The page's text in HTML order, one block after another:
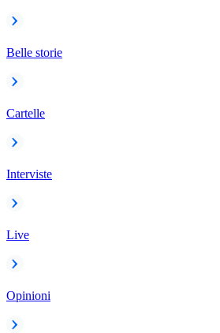
Belle storie
Cartelle
Interviste
Live
Opinioni